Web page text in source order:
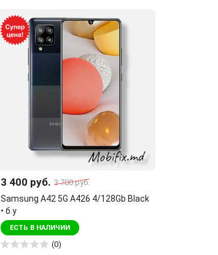
3 400 руб. 3 700 руб.
Samsung A42 5G A426 4/128Gb Black
• б.у
ЕСТЬ В НАЛИЧИИ
(0)